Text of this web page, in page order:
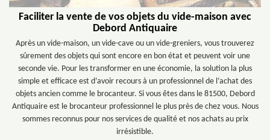
Faciliter la vente de vos objets du vide-maison avec
Debord Antiquaire
Après un vide-maison, un vide-cave ou un vide-greniers, vous trouverez
sûrement des objets qui sont encore en bon état et peuvent voir une
seconde vie. Pour les transformer en une économie, la solution la plus
simple et efficace est d’avoir recours à un professionnel de l’achat des
objets ancien comme le brocanteur. Si vous êtes dans le 81500, Debord
Antiquaire est le brocanteur professionnel le plus près de chez vous. Nous
sommes reconnus pour nos services de qualité et nos achats au prix
irrésistible.